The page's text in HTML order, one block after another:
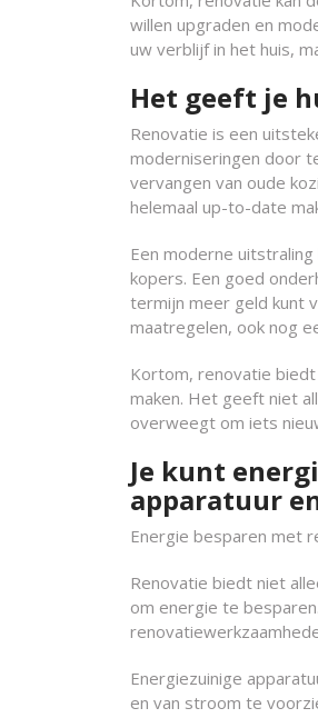
willen upgraden en
uw verblijf in het huis,
Het geeft je
Renovatie is een
moderniseringen door
vervangen van oude
helemaal up-to-date
Een moderne
kopers. Een goed
termijn meer geld kunt
maatregelen, ook nog
Kortom, renovatie biedt
maken. Het geeft niet
overweegt om iets
Je kunt
apparatuur
Energie besparen met
Renovatie biedt niet
om energie te
Energiezuinige
en van stroom te